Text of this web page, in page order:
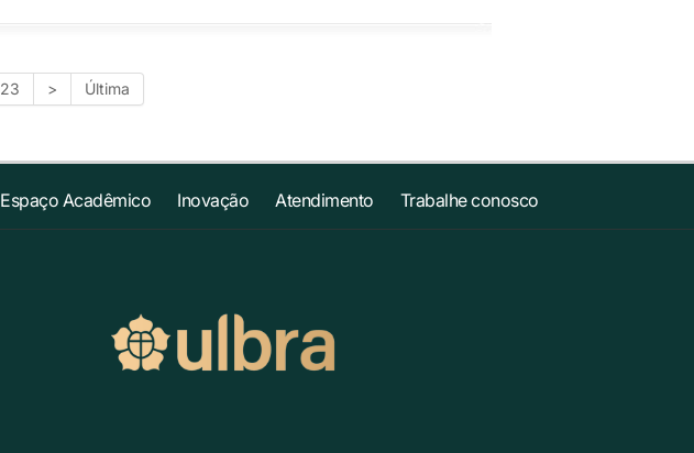
23 > Última
Espaço Acadêmico Inovação Atendimento Trabalhe conosco